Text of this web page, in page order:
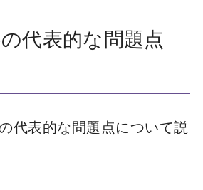
代表的な問題点
代表的な問題点について説